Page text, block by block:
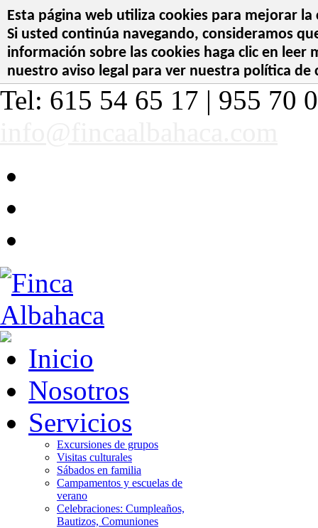
Esta página web utiliza cookies para mejorar
Si usted continúa navegando, consideramos
información sobre las cookies haga clic en leer
nuestro aviso legal para ver nuestra política de
Tel: 615 54 65 17 | 955 70
Inicio
Nosotros
Servicios
Excursiones de grupos
Visitas culturales
Sábados en familia
Campamentos y escuelas de
verano
Celebraciones: Cumpleaños,
Bautizos, Comuniones